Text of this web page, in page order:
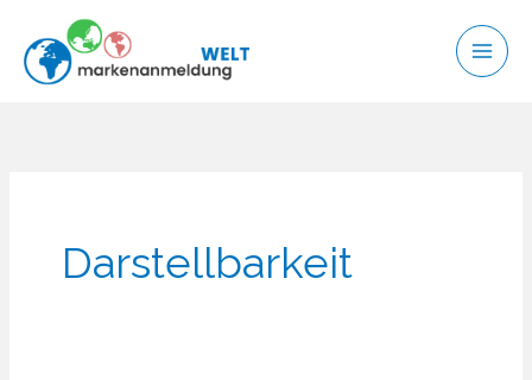
Inhalt
springen
Darstellbarkeit